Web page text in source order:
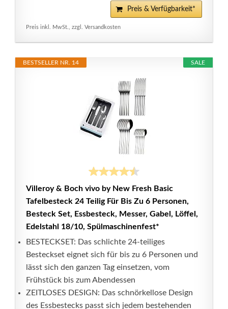
Preis & Verfügbarkeit*
Preis inkl. MwSt., zzgl. Versandkosten
SALE
BESTSELLER NR. 14
Villeroy & Boch vivo by New Fresh Basic
Tafelbesteck 24 Teilig Für Bis Zu 6 Personen,
Besteck Set, Essbesteck, Messer, Gabel, Löffel,
Edelstahl 18/10, Spülmaschinenfest*
BESTECKSET: Das schlichte 24-teiliges
Besteckset eignet sich für bis zu 6 Personen und
lässt sich den ganzen Tag einsetzen, vom
Frühstück bis zum Abendessen
ZEITLOSES DESIGN: Das schnörkellose Design
des Essbestecks passt sich jedem bestehenden